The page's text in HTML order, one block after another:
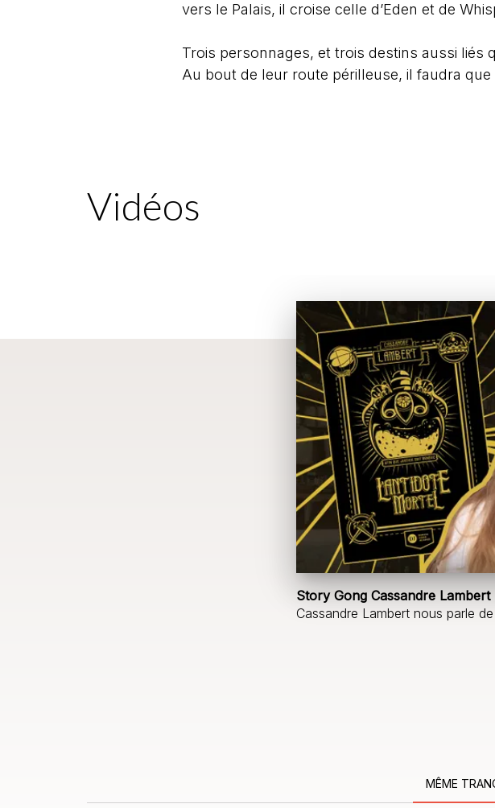
vers le Palais, il croise celle d’Eden et de
Trois personnages, et trois destins aussi liés
Au bout de leur route périlleuse, il faudra
Vidéos
Story Gong Cassandre Lambert
Cassandre Lambert nous parle
MÊME